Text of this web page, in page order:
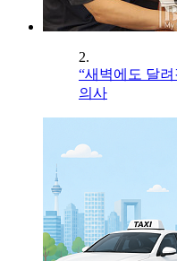
2.
“새벽에도 달
의사